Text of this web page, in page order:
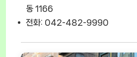
동 1166
전화: 042-482-9990